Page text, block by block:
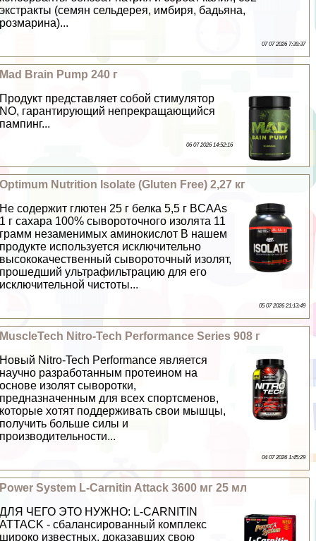
экстpaкты (семян сельдерея, имбиря, бадьяна,
розмарина)...
07 07 2026 7:39:37
Mad Brain Pump 240 г
Продукт представляет собой стимулятор
NO, гарантирующий непрекращающийся
пампинг...
06 07 2026 14:52:16
Optimum Nutrition Isolate (Gluten Free) 2,27 кг
Не содержит глютен 25 г белка 5,5 г BCAAs
1 г сахара 100% сывороточного изолята 11
грамм незаменимых аминокислот В нашем
продукте используется исключительно
высококачественный сывороточный изолят,
прошедший ультрафильтрацию для его
исключительной чистоты...
05 07 2026 21:13:49
MuscleTech Nitro-Tech Performance Series 908 г
Новый Nitro-Tech Performance является
научно разработанным протеином на
основе изолят сыворотки,
предназначенным для всех спортсменов,
которые хотят поддерживать свои мышцы,
получить больше силы и
производительности...
04 07 2026 1:45:29
Power System L-Carnitin Attack 3600 мг 25 мл
ДЛЯ ЧЕГО ЭТО НУЖНО: L-CARNITIN
ATTAСK - сбалансированный комплекс
широко известных, доказавших свою